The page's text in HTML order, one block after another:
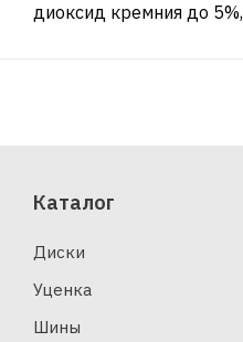
диоксид кремния до
Каталог
Диски
Уценка
Шины